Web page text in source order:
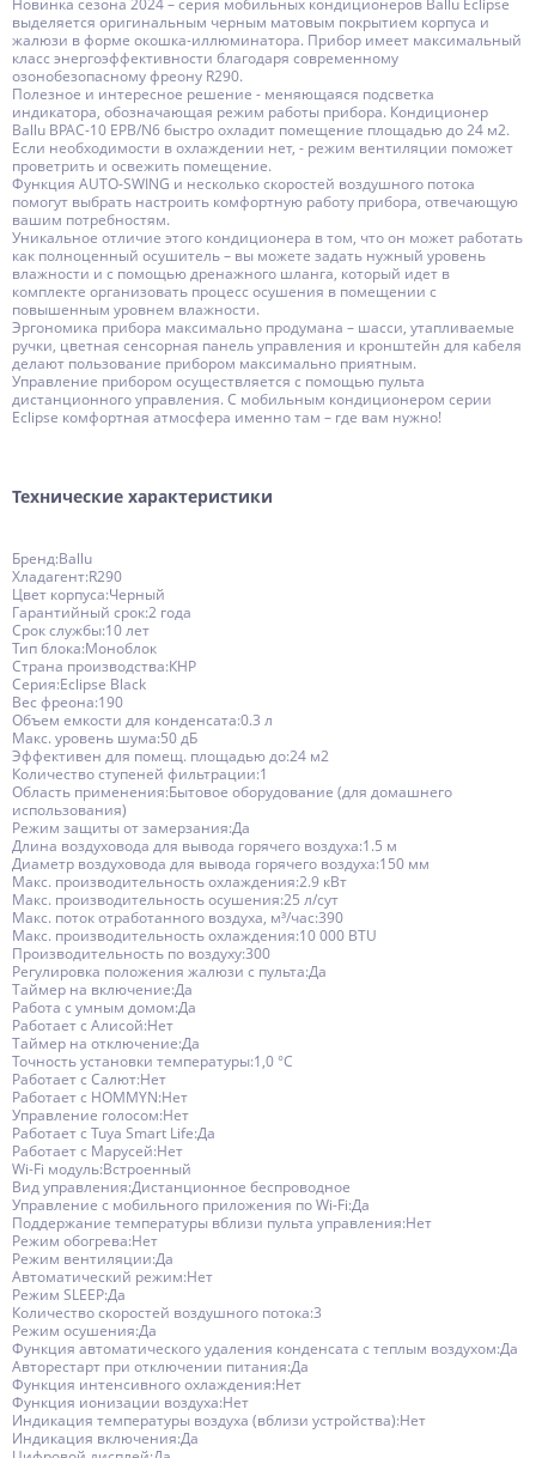
Новинка сезона 2024 – серия мобильных кондиционеров Ballu Eclipse
выделяется оригинальным черным матовым покрытием корпуса и
жалюзи в форме окошка-иллюминатора. Прибор имеет максимальный
класс энергоэффективности благодаря современному
озонобезопасному фреону R290.
Полезное и интересное решение - меняющаяся подсветка
индикатора, обозначающая режим работы прибора. Кондиционер
Ballu BPAC-10 EPB/N6 быстро охладит помещение площадью до 24 м2.
Если необходимости в охлаждении нет, - режим вентиляции поможет
проветрить и освежить помещение.
Функция AUTO-SWING и несколько скоростей воздушного потока
помогут выбрать настроить комфортную работу прибора, отвечающую
вашим потребностям.
Уникальное отличие этого кондиционера в том, что он может работать
как полноценный осушитель – вы можете задать нужный уровень
влажности и с помощью дренажного шланга, который идет в
комплекте организовать процесс осушения в помещении с
повышенным уровнем влажности.
Эргономика прибора максимально продумана – шасси, утапливаемые
ручки, цветная сенсорная панель управления и кронштейн для кабеля
делают пользование прибором максимально приятным.
Управление прибором осуществляется с помощью пульта
дистанционного управления. С мобильным кондиционером серии
Eclipse комфортная атмосфера именно там – где вам нужно!
Технические характеристики
Бренд:Ballu
Хладагент:R290
Цвет корпуса:Черный
Гарантийный срок:2 года
Срок службы:10 лет
Тип блока:Моноблок
Страна производства:КНР
Серия:Eclipse Black
Вес фреона:190
Объем емкости для конденсата:0.3 л
Макс. уровень шума:50 дБ
Эффективен для помещ. площадью до:24 м2
Количество ступеней фильтрации:1
Область применения:Бытовое оборудование (для домашнего
использования)
Режим защиты от замерзания:Да
Длина воздуховода для вывода горячего воздуха:1.5 м
Диаметр воздуховода для вывода горячего воздуха:150 мм
Макс. производительность охлаждения:2.9 кВт
Макс. производительность осушения:25 л/сут
Макс. поток отработанного воздуха, м³/час:390
Макс. производительность охлаждения:10 000 BTU
Производительность по воздуху:300
Регулировка положения жалюзи с пульта:Да
Таймер на включение:Да
Работа с умным домом:Да
Работает с Алисой:Нет
Таймер на отключение:Да
Точность установки температуры:1,0 °С
Работает с Салют:Нет
Работает с HOMMYN:Нет
Управление голосом:Нет
Работает с Tuya Smart Life:Да
Работает с Марусей:Нет
Wi-Fi модуль:Встроенный
Вид управления:Дистанционное беспроводное
Управление c мобильного приложения по Wi-Fi:Да
Поддержание температуры вблизи пульта управления:Нет
Режим обогрева:Нет
Режим вентиляции:Да
Автоматический режим:Нет
Режим SLEEP:Да
Количество скоростей воздушного потока:3
Режим осушения:Да
Функция автоматического удаления конденсата с теплым воздухом:Да
Авторестарт при отключении питания:Да
Функция интенсивного охлаждения:Нет
Функция ионизации воздуха:Нет
Индикация температуры воздуха (вблизи устройства):Нет
Индикация включения:Да